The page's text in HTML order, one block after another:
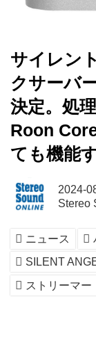
サイレン
クサーバ
決定。処
Roon
ても機能
2024-
Stereo
ニュース
SILENT
ストリーマー